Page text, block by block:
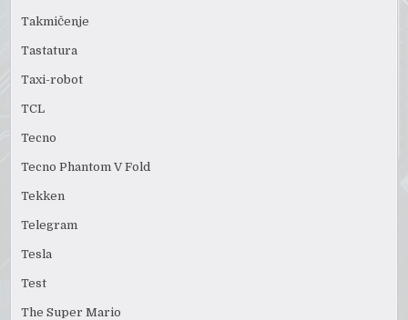
Takmičenje
Tastatura
Taxi-robot
TCL
Tecno
Tecno Phantom V Fold
Tekken
Telegram
Tesla
Test
The Super Mario